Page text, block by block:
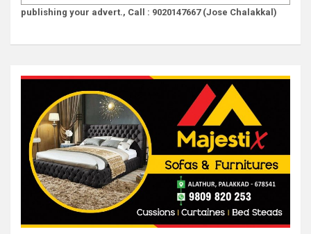
publishing your advert., Call : 9020147667 (Jose Chalakkal)